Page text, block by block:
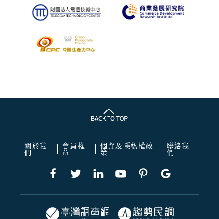
關於我
們
會員權
益
個資及隱私權政
策
聯絡我
們